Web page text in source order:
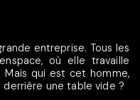
entreprise. Tous les
où elle travaille
Mais qui est cet homme,
une table vide ?